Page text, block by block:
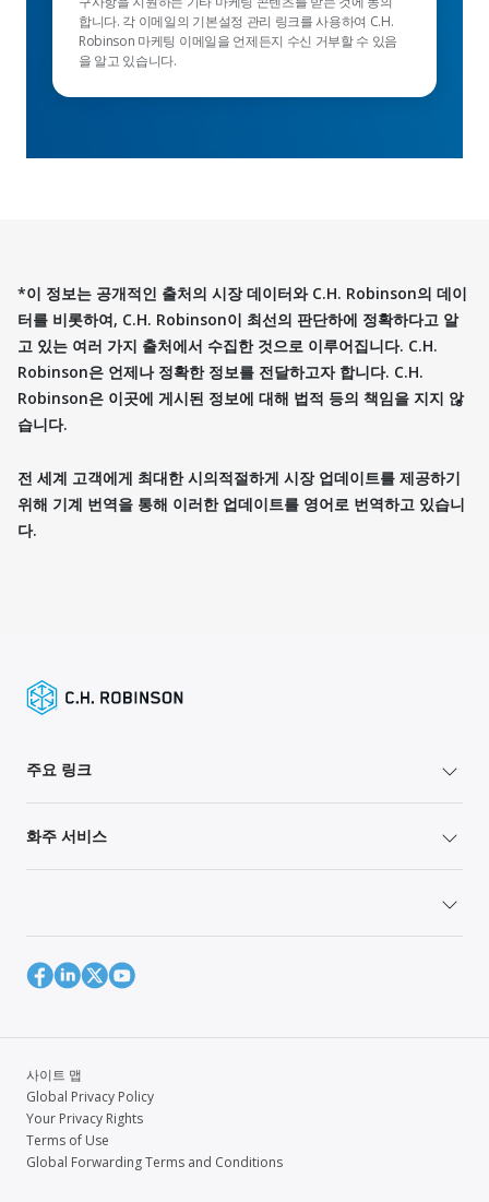
합니다. 각 이메일의 기본설정 관리 링크를 사용하여 C.H.
Robinson 마케팅 이메일을 언제든지 수신 거부할 수 있음
을 알고 있습니다.
*이 정보는 공개적인 출처의 시장 데이터와 C.H. Robinson의 데이
터를 비롯하여, C.H. Robinson이 최선의 판단하에 정확하다고 알
고 있는 여러 가지 출처에서 수집한 것으로 이루어집니다. C.H.
Robinson은 언제나 정확한 정보를 전달하고자 합니다. C.H.
Robinson은 이곳에 게시된 정보에 대해 법적 등의 책임을 지지 않
습니다.
전 세계 고객에게 최대한 시의적절하게 시장 업데이트를 제공하기
위해 기계 번역을 통해 이러한 업데이트를 영어로 번역하고 있습니
다.
주요 링크
화주 서비스
사이트 맵
Global Privacy Policy
Your Privacy Rights
Terms of Use
Global Forwarding Terms and Conditions